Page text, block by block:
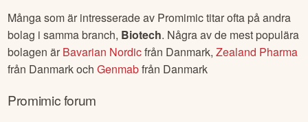
Många som är intresserade av Promimictitar ofta på andra
bolag i samma branch, Biotech. Några av de mest populära
bolagen är Bavarian Nordicfrån Danmark,Zealand Pharma
från DanmarkochGenmabfrån Danmark
Promimicforum